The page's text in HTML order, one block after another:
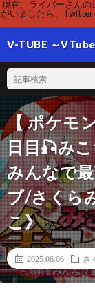
現在、ライバーさん
がいましたら、
V-TUBE ～
【 ポケモ
日目🎣み
みんなで
ブ/さくら
こ》
2025.06.06 さ